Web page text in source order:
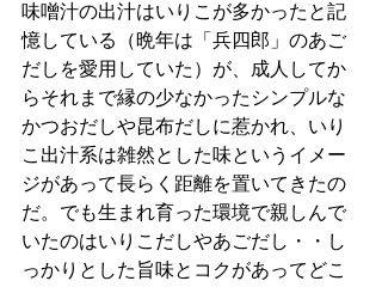
味噌汁の出汁はいりこが多かったと記
憶している（晩年は「兵四郎」のあご
だしを愛用していた）が、成人してか
らそれまで縁の少なかったシンプルな
かつおだしや昆布だしに惹かれ、いり
こ出汁系は雑然とした味というイメー
ジがあって長らく距離を置いてきたの
だ。でも生まれ育った環境で親しんで
いたのはいりこだしやあごだし・・し
っかりとした旨味とコクがあってどこ